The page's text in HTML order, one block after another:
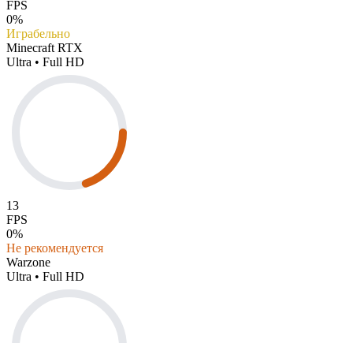
FPS
0%
Играбельно
Minecraft RTX
Ultra • Full HD
13
FPS
0%
Не рекомендуется
Warzone
Ultra • Full HD